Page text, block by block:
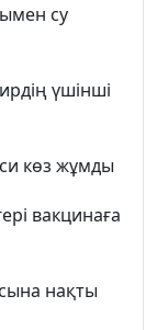
су
үшінші
көз жұмды
вакцинаға
нақты